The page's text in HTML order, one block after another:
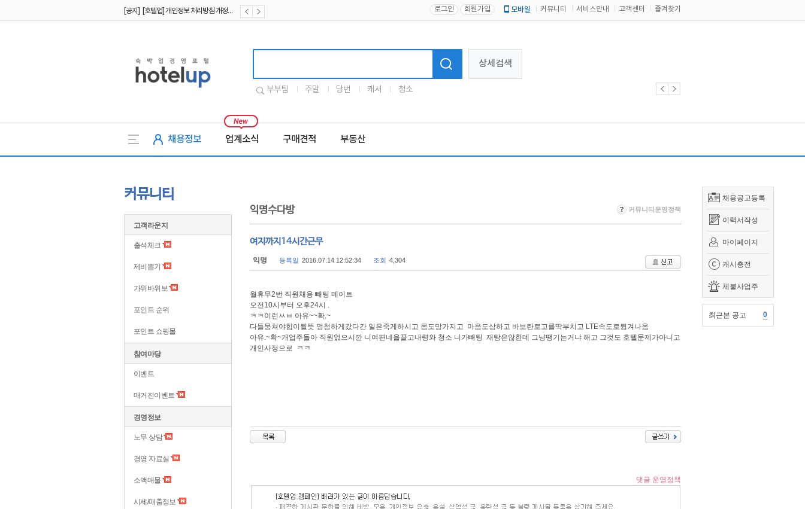
[공지] [호텔업] 개인정보 처리방침 개정본1 (19.09.02) 로그인 회원가입 모바일 커뮤니티 서비스안내 고객센터 즐겨찾기
상세검색
부부팀 주말 당번 캐셔 청소
채용정보 업계소식 구매견적 부동산
채용공고등록
이력서작성
마이페이지
캐시충전
체불사업주
최근본 공고 0
커뮤니티
고객라운지
출석체크
제비뽑기
가위바위보
포인트 순위
포인트 쇼핑몰
참여마당
이벤트
매거진이벤트
경영정보
노무 상담
경영 자료실
소액매물
시세/매출정보
익명수다방 커뮤니티운영정책
여지까지14시간근무
익명 등록일 2016.07.14 12:52:34 조회 4,304
월휴무2번 직원채용 빼팅 메이트
오전10시부터 오후24시 .
ㅋㅋ이런ㅆㅂ 아유~~확.~
다들뭉쳐야힘이될뜻 멍청하게갔다간 일은죽게하시고 몸도망가지고 마음도상하고 바보란로고를딱부치고 LTE속도로튕겨나옴
아유.~확~개업주들아 직원없으시깐 니여편네을끌고내령와 청소 니가빼팅 재탕은않한데 그냥땡기는거냐 해고 그것도 호텔문제가아니고
개인사정으로 ㅋㅋ